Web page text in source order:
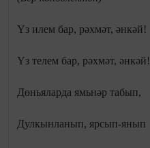
Үз илем бар, рәхмәт, әнкәй!
Үз телем бар, рәхмәт, әнкәй!
Дөньяларда ямьнәр табып,
Дулкынланып, ярсып-янып